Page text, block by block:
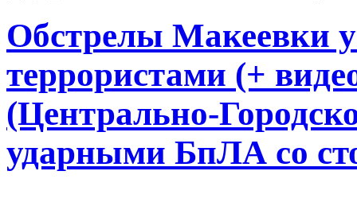
Обстрелы Макеевки
террористами (+
(Центрально-
ударными БпЛА со